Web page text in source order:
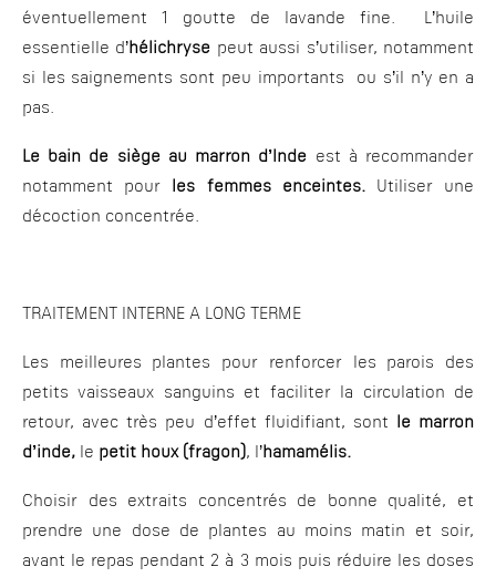
éventuellement 1 goutte de lavande fine. L’huile
essentielle d’hélichryse peut aussi s’utiliser, notamment
si les saignements sont peu importants ou s’il n’y en a
pas.
Le bain de siège au marron d’Inde est à recommander
notamment pour les femmes enceintes.Utiliser une
décoction concentrée.
TRAITEMENT INTERNE A LONG TERME
Les meilleures plantes pour renforcer les parois des
petits vaisseaux sanguins et faciliter la circulation de
retour, avec très peu d’effet fluidifiant, sont le marron
d’inde, le petit houx (fragon), l’hamamélis.
Choisir des extraits concentrés de bonne qualité, et
prendre une dose de plantes au moins matin et soir,
avant le repas pendant 2 à 3 mois puis réduire les doses